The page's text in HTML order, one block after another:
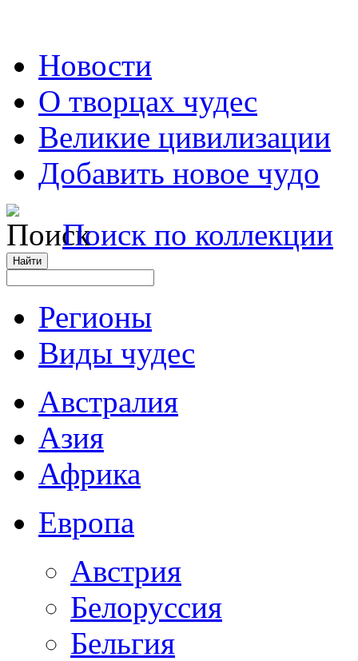
Новости
О творцах чудес
Великие цивилизации
Добавить новое чудо
Поиск по коллекции
Регионы
Виды чудес
Австралия
Азия
Африка
Европа
Австрия
Белоруссия
Бельгия